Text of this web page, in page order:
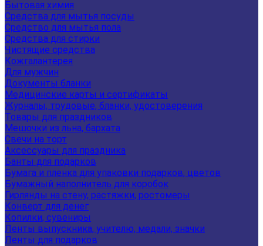
Бытовая химия
Средства для мытья посуды
Средство для мытья пола
Средства для стирки
Чистящие средства
Кожгалантерея
Для мужчин
Документы бланки
Медицинские карты и сертификаты
Журналы, трудовые, бланки, удостоверения
Товары для праздников
Мешочки из льна, бархата
Свечи на торт
Аксессуары для праздника
Банты для подарков
Бумага и пленка для упаковки подарков, цветов
Бумажный наполнитель для коробок
Гирлянды на стену, растяжки, ростомеры
Конверт для денег
Копилки, сувениры
Ленты выпускника, учителю, медали, значки
Ленты для подарков